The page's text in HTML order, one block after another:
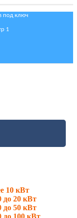
под ключ
1
10 кВт
20 кВт
50 кВт
100 кВт